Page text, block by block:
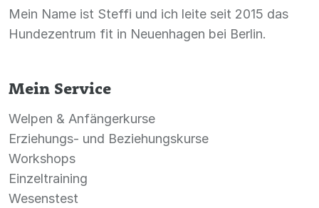
Mein Name ist Steffi und ich leite seit 2015 das
Hundezentrum fit in Neuenhagen bei Berlin.
Mein Service
Welpen & Anfängerkurse
Erziehungs- und Beziehungskurse
Workshops
Einzeltraining
Wesenstest